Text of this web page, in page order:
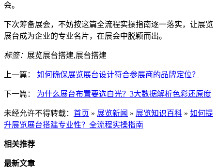
会。
下次筹备展会，不妨按这篇全流程实操指南逐一落实，让展览
展台成为企业的专业名片，在展会中脱颖而出。
标签： 展览展台搭建,展台搭建
上一篇： 如何确保展览展台设计符合参展商的品牌定位？
下一篇： 为什么展台布置要选白光？3大数据解析色彩还原度
未经允许不得转载： 首页 » 展览新闻 » 展览知识百科 » 如何提
升展览展台搭建专业性？全流程实操指南
相关推荐
最新文章